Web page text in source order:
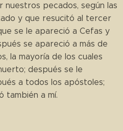
nuestros pecados, según las
y que resucitó al tercer
se le apareció a Cefas y
se apareció a más de
la mayoría de los cuales
después se le
a todos los apóstoles;
también a mí.